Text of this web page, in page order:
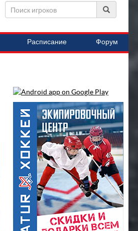
Расписание Форум